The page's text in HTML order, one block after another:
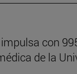
con
de la